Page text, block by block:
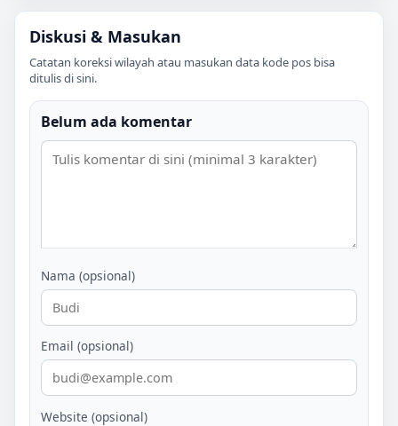
Diskusi & Masukan
Catatan koreksi wilayah atau masukan data kode pos bisa
ditulis di sini.
Belum ada komentar
Nama (opsional)
Email (opsional)
Website (opsional)